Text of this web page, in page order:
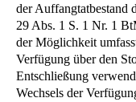
der Auffangtatbestand
29 Abs. 1 S. 1 Nr. 1
der Möglichkeit
Verfügung über den
Entschließung
Wechsels der